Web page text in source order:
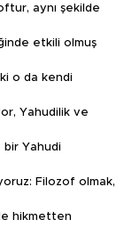
aynı şekilde
etkili olmuş
o da kendi
Yahudilik ve
bir Yahudi
Filozof olmak,
hikmetten